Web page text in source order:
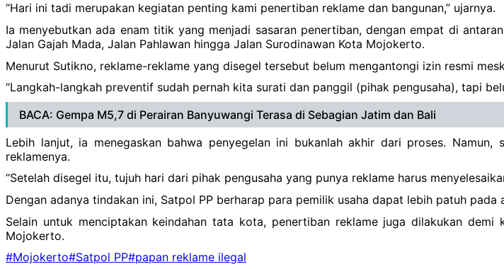
“Hari ini tadi merupakan kegiatan penting kami penertiban reklame dan bangunan,” ujarnya.
Ia menyebutkan ada enam titik yang menjadi sasaran penertiban, dengan empat di
Jalan Gajah Mada, Jalan Pahlawan hingga Jalan Surodinawan Kota Mojokerto.
Menurut Sutikno, reklame-reklame yang disegel tersebut belum mengantongi izin resmi
“Langkah-langkah preventif sudah pernah kita surati dan panggil (pihak pengusaha), tapi
BACA: Gempa M5,7 di Perairan Banyuwangi Terasa di Sebagian Jatim dan Bali
Lebih lanjut, ia menegaskan bahwa penyegelan ini bukanlah akhir dari proses.
reklamenya.
“Setelah disegel itu, tujuh hari dari pihak pengusaha yang punya reklame harus
Dengan adanya tindakan ini, Satpol PP berharap para pemilik usaha dapat lebih patuh
Selain untuk menciptakan keindahan tata kota, penertiban reklame juga dilakukan
Mojokerto.
#Mojokerto#Satpol PP#papan reklame ilegal